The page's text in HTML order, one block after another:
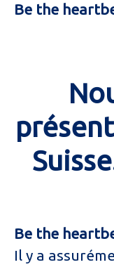
Be the
Be the
Il y a